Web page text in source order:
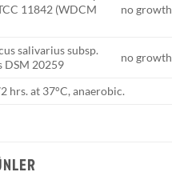
11842 (WDCM
no growth
salivarius subsp.
DSM 20259
no growth
hrs. at 37°C, anaerobic.